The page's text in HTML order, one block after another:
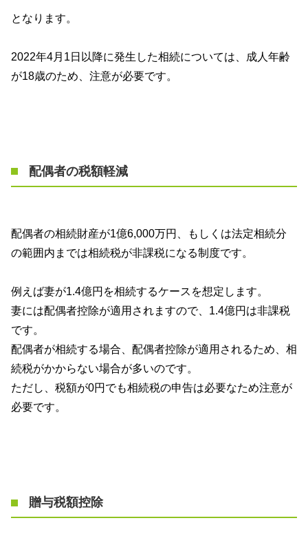
となります。
2022年4月 1 日以降に発生した相続については、成人年齢
が18歳のため、注意が必要です。
配偶者の税額軽減
配偶者の相続財産が1億6,000万円、もしくは法定相続分
の範囲内までは相続税が非課税になる制度です。
例えば妻が1.4億円を相続するケースを想定します。
妻には配偶者控除が適用されますので、 1.4億円は非課税
です。
配偶者が相続する場合、配偶者控除が適用されるため、相
続税がかからない場合が多いのです。
ただし、税額が0円でも相続税の申告は必要なため注意が
必要です。
贈与税額控除